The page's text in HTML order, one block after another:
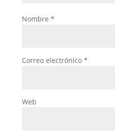
Nombre *
Correo electrónico *
Web